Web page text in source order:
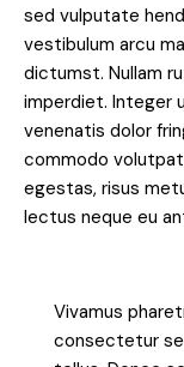
sed vulputate
vestibulum arcu
dictumst. Nullam
imperdiet. Integer
venenatis dolor
commodo
egestas, risus
lectus neque eu
Vivamus
consectetur